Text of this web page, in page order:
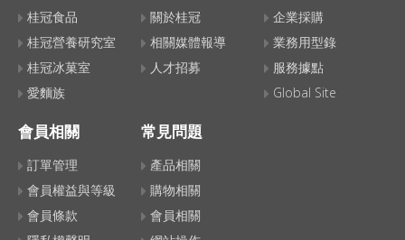
桂冠食品
桂冠營養研究室
桂冠冰菓室
愛麵族
關於桂冠
相關媒體報導
人才招募
企業採購
業務用型錄
服務據點
Global Site
會員相關
訂單管理
會員權益與等級
會員條款
常見問題
產品相關
購物相關
會員相關